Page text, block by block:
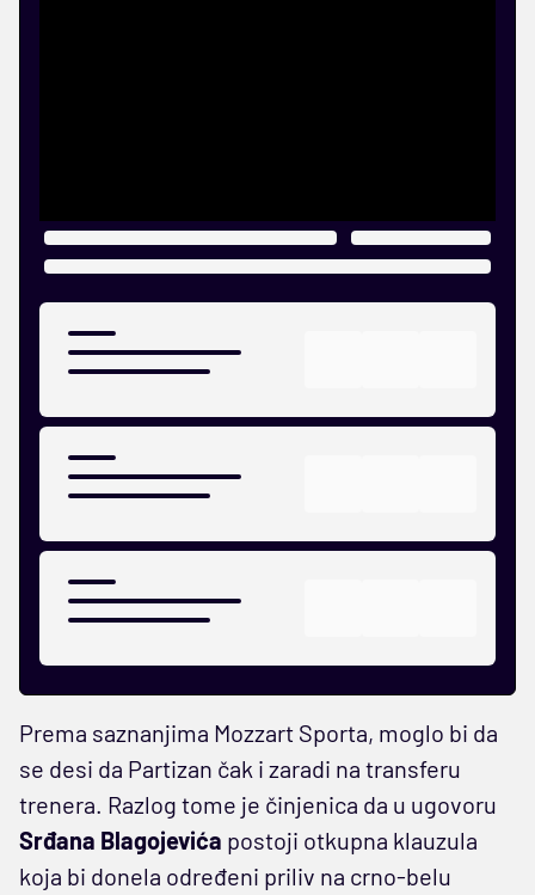
Prema saznanjima Mozzart Sporta, moglo bi da
se desi da Partizan čak i zaradi na transferu
trenera. Razlog tome je činjenica da u ugovoru
Srđana Blagojevića postoji otkupna klauzula
koja bi donela određeni priliv na crno-belu